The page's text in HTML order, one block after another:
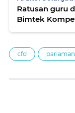
Ratusan guru
Bimtek
cfd pariaman